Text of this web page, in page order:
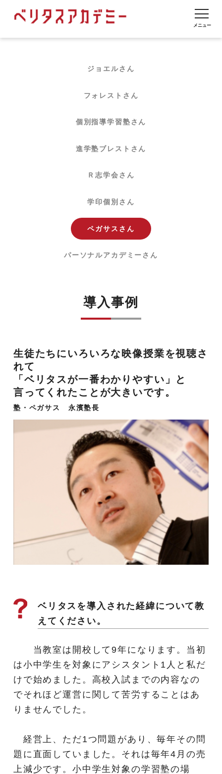
ジョエルさん
フォレストさん
個別指導学習塾さん
進学塾ブレストさん
Ｒ志学会さん
学印個別さん
ペガサスさん
パーソナルアカデミーさん
導入事例
生徒たちにいろいろな映像授業を視聴さ
れて
「ベリタスが一番わかりやすい」と
言ってくれたことが大きいです。
塾・ペガサス 永濱塾長
ベリタスを導入された経緯について教
えてください。
当教室は開校して9年になります。当初
は小中学生を対象にアシスタント1人と私だ
けで始めました。高校入試までの内容なの
でそれほど運営に関して苦労することはあ
りませんでした。
経営上、ただ1つ問題があり、毎年その問
題に直面していました。それは毎年4月の売
上減少です。小中学生対象の学習塾の場